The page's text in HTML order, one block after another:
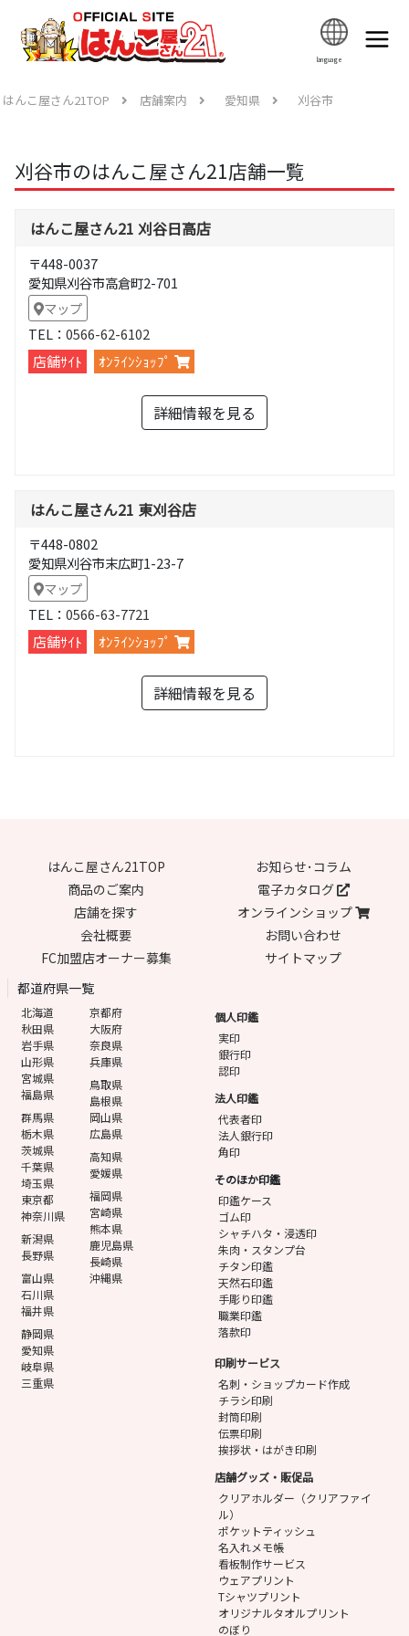
language
はんこ屋さん21TOP 店舗案内 愛知県 刈谷市
刈谷市のはんこ屋さん21店舗一覧
はんこ屋さん21 刈谷日高店
〒448-0037
愛知県刈谷市高倉町2-701
マップ
TEL：0566-62-6102
店舗ｻｲﾄ
ｵﾝﾗｲﾝｼｮｯﾌﾟ
詳細情報を見る
はんこ屋さん21 東刈谷店
〒448-0802
愛知県刈谷市末広町1-23-7
マップ
TEL：0566-63-7721
店舗ｻｲﾄ
ｵﾝﾗｲﾝｼｮｯﾌﾟ
詳細情報を見る
はんこ屋さん21TOP
お知らせ･コラム
商品のご案内
電子カタログ
店舗を探す
オンラインショップ
会社概要
お問い合わせ
FC加盟店オーナー募集
サイトマップ
都道府県一覧
北海道
秋田県
岩手県
山形県
宮城県
福島県
群馬県
栃木県
茨城県
千葉県
埼玉県
東京都
神奈川県
新潟県
長野県
富山県
石川県
福井県
静岡県
愛知県
岐阜県
三重県
京都府
大阪府
奈良県
兵庫県
鳥取県
島根県
岡山県
広島県
高知県
愛媛県
福岡県
宮崎県
熊本県
鹿児島県
長崎県
沖縄県
個人印鑑
実印
銀行印
認印
法人印鑑
代表者印
法人銀行印
角印
そのほか印鑑
印鑑ケース
ゴム印
シャチハタ・浸透印
朱肉・スタンプ台
チタン印鑑
天然石印鑑
手彫り印鑑
職業印鑑
落款印
印刷サービス
名刺・ショップカード作成
チラシ印刷
封筒印刷
伝票印刷
挨拶状・はがき印刷
店舗グッズ・販促品
クリアホルダー（クリアファイ
ル）
ポケットティッシュ
名入れメモ帳
看板制作サービス
ウェアプリント
Tシャツプリント
オリジナルタオルプリント
のぼり